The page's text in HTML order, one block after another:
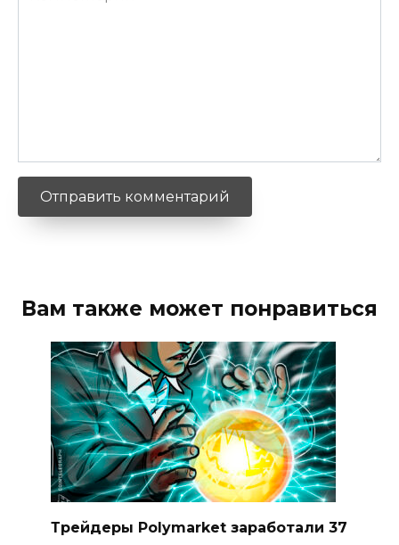
Вам также может понравиться
Трейдеры Polymarket заработали 37